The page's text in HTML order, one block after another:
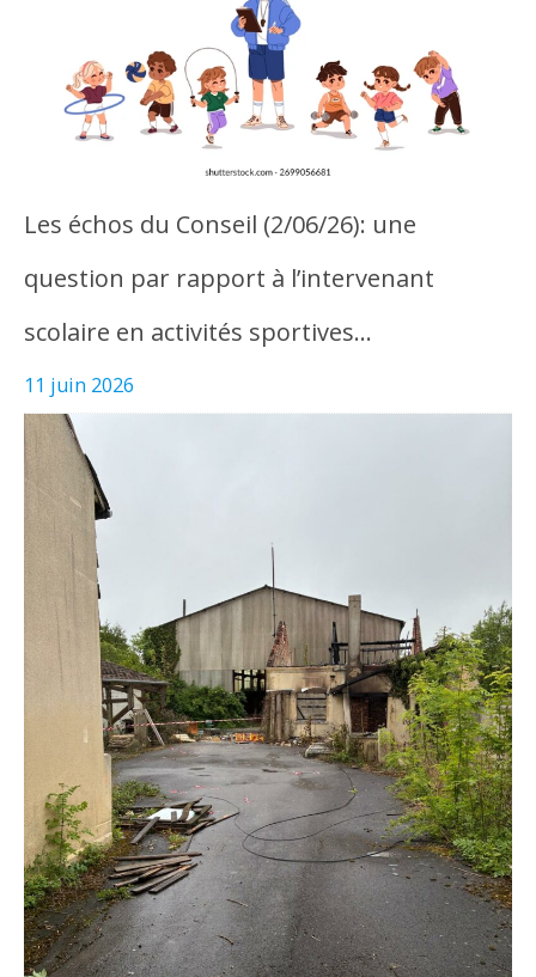
Les échos du Conseil (2/06/26): une
question par rapport à l’intervenant
scolaire en activités sportives…
11 juin 2026